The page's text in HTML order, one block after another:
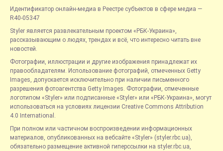
Идентификатор онлайн-медиа в Реестре субъектов в сфере медиа —
R40-05347
Styler является развлекательным проектом «РБК-Украина»,
рассказывающим о людях, трендах и всё, что интересно читать вне
новостей.
Фотографии, иллюстрации и другие изображения принадлежат их
правообладателям. Использование фотографий, отмеченных Getty
Images, допускается исключительно при наличии письменного
разрешения фотоагентства Getty Images. Фотографии, отмеченные
логотипом «Styler» или подписанные «Styler» или «РБК-Украина», могут
использоваться на условиях лицензии Creative Commons Attribution
4.0 International.
При полном или частичном воспроизведении информационных
материалов, опубликованных на вебсайте «Styler» (styler.rbc.ua),
обязательно размещение активной гиперссылки на styler.rbc.ua,